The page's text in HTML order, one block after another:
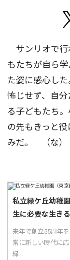
サンリオで行
もたちが自ら
た姿に感心し
怖じせず、自
る子どもたち
の先もきっと
みだ。 （な）
私立緑ケ丘幼稚
生に必要な生き
来年で創立55周年
常に新しい時代に
緑...